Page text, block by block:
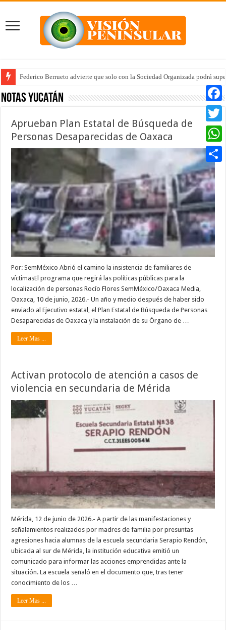
Federico Berrueto advierte que solo con la Sociedad Organizada podrá
Notas Yucatán
Aprueban Plan Estatal de Búsqueda de
Personas Desaparecidas de Oaxaca
Por: SemMéxico Abrió el camino la insistencia de familiares de
víctimasEl programa que regirá las políticas públicas para la
localización de personas Rocío Flores SemMéxico/Oaxaca Media,
Oaxaca, 10 de junio, 2026.- Un año y medio después de haber sido
enviado al Ejecutivo estatal, el Plan Estatal de Búsqueda de Personas
Desaparecidas de Oaxaca y la instalación de su Órgano de …
Leer Mas ...
Activan protocolo de atención a casos de
violencia en secundaria de Mérida
Mérida, 12 de junio de 2026.- A partir de las manifestaciones y
señalamientos realizados por madres de familia por presuntas
agresiones hacia alumnas de la escuela secundaria Serapio Rendón,
ubicada al sur de Mérida, la institución educativa emitió un
comunicado para informar las acciones emprendidas ante la
situación. La escuela señaló en el documento que, tras tener
conocimiento de los …
Leer Mas ...
Twitter